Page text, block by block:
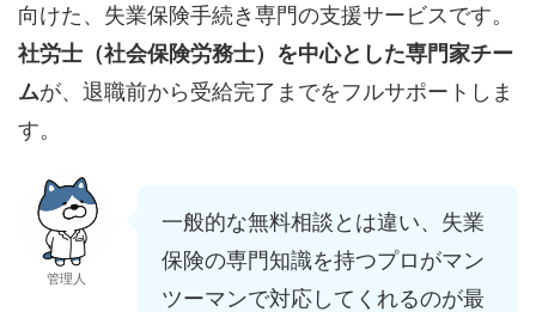
向けた、失業保険手続き専門の支援サービスです。
社労士（社会保険労務士）を中心とした専門家チー
ムが、退職前から受給完了までをフルサポートしま
す。
管理人
一般的な無料相談とは違い、失業
保険の専門知識を持つプロがマン
ツーマンで対応してくれるのが最